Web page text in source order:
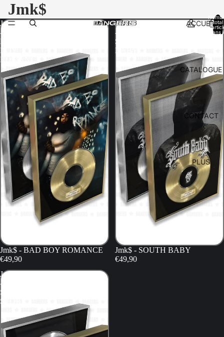
ACCUEIL
CATALOGUE
CONTACT
PLUS
total
dans
Jmk$
Jmk$
-
BAD
BOY
ROMANCE
Jmk$ - BAD BOY ROMANCE
€49,90
Jmk$
-
SOUTH
BABY
Jmk$ - SOUTH BABY
€49,90
Jmk$
-
SOUTH
STORY